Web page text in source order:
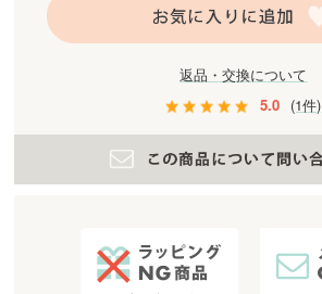
返品・交換について
5.0 (1件)